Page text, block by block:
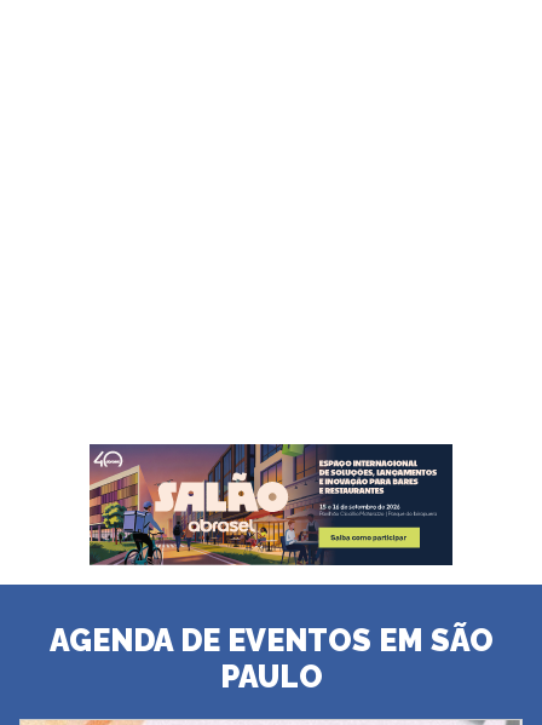
AGENDA DE EVENTOS EM SÃO
PAULO